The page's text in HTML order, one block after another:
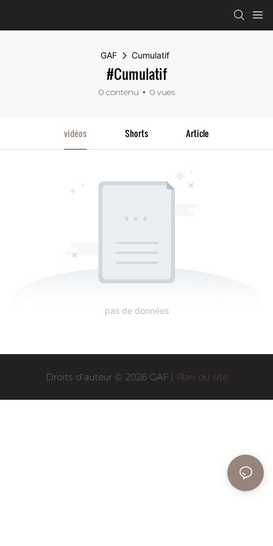
GAF Cumulatif
#Cumulatif
0 contenu 0 vues
vidéos Shorts Article
pas de données
Droits d'auteur © 2026 GAF | Plan du site